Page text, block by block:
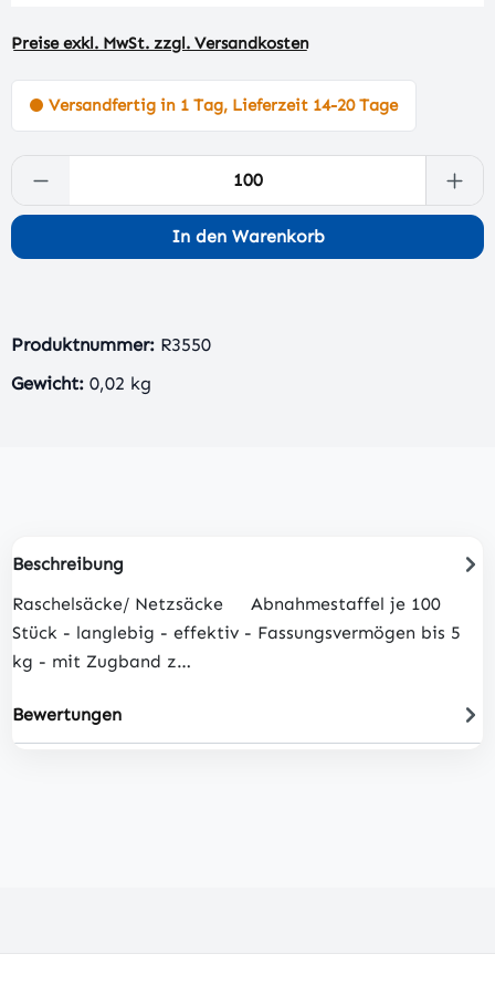
Preise exkl. MwSt. zzgl. Versandkosten
Versandfertig in 1 Tag, Lieferzeit 14-20 Tage
Produkt Anzahl: Gib den gewünschten
In den Warenkorb
Produktnummer: R3550
Gewicht: 0,02 kg
Beschreibung
Raschelsäcke/ Netzsäcke Abnahmestaffel je 100
Stück - langlebig - effektiv - Fassungsvermögen bis 5
kg - mit Zugband z…
Bewertungen